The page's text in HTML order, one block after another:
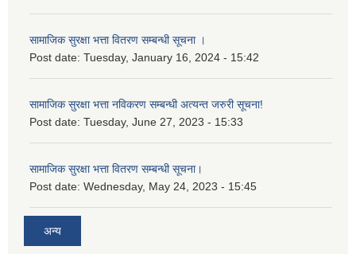
सामाजिक सुरक्षा भत्ता वितरण सम्बन्धी सूचना ।
Post date: Tuesday, January 16, 2024 - 15:42
सामाजिक सुरक्षा भत्ता नविकरण सम्बन्धी अत्यन्त जरुरी सूचना!
Post date: Tuesday, June 27, 2023 - 15:33
सामाजिक सुरक्षा भत्ता वितरण सम्बन्धी सूचना।
Post date: Wednesday, May 24, 2023 - 15:45
अन्य